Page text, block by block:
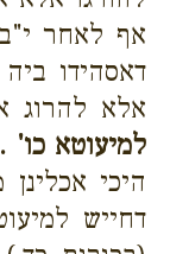
אף לאחר
דאסהידו
אלא להרוג
למיעוטא כו' .
היכי
דחייש